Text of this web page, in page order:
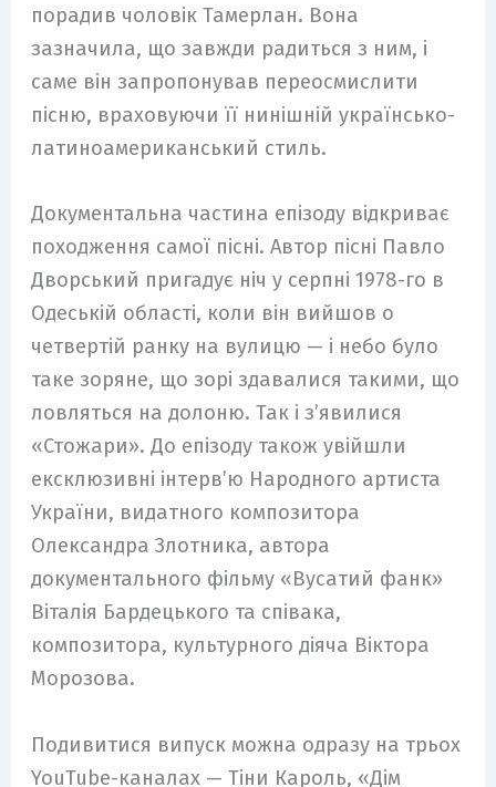
порадив чоловік Тамерлан. Вона
зазначила, що завжди радиться з ним, і
саме він запропонував переосмислити
пісню, враховуючи її нинішній українсько-
латиноамериканський стиль.
Документальна частина епізоду відкриває
походження самої пісні. Автор пісні Павло
Дворський пригадує ніч у серпні 1978-го в
Одеській області, коли він вийшов о
четвертій ранку на вулицю — і небо було
таке зоряне, що зорі здавалися такими, що
ловляться на долоню. Так і з’явилися
«Стожари». До епізоду також увійшли
ексклюзивні інтерв’ю Народного артиста
України, видатного композитора
Олександра Злотника, автора
документального фільму «Вусатий фанк»
Віталія Бардецького та співака,
композитора, культурного діяча Віктора
Морозова.
Подивитися випуск можна одразу на трьох
YouTube-каналах — Тіни Кароль, «Дім